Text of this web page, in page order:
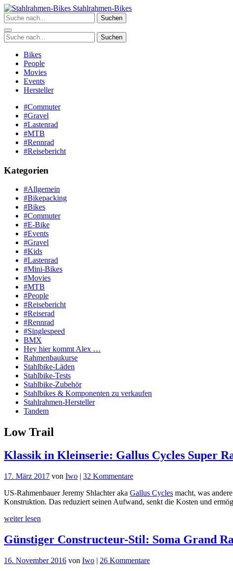
Zum
Inhalt
springen
Stahlrahmen-Bikes
Suchen
Suchen
Bikes
People
Movies
Events
Hersteller
#Commuter
#Gravel
#Lastenrad
#MTB
#Rennrad
#Reisebericht
Kategorien
#Allgemein
#Bikepacking
#Bikes
#Commuter
#E-Bike
#Events
#Gravel
#Kids
#Lastenrad
#Mini-Bikes
#Movies
#MTB
#People
#Reisebericht
#Reiserad
#Rennrad
#Singlespeed
BMX
Hey hier kommt Alex …
Rahmenbaukurse
Stahlbike-Läden
Stahlbike-Tests
Stahlbike-Zubehör
Stahlbikes & Komponenten zu verkaufen
Stahlrahmen-Hersteller
Tandem
Low Trail
Klassik in Kleinserie: Gallus Cycles Super
17. März 2017 von Iwo | 32 Kommentarezu
in
Kleinserie:
Randonneur
US-Rahmenbauer Jeremy Shlachter aka Gallus Cycles macht, was
Konstruktion. Das reduziert seinen Aufwand, senkt die Kosten und
weiter lesen
Günstiger Constructeur-Stil: Soma Grand
16. November 2016 von Iwo | 26 Kommentarezu